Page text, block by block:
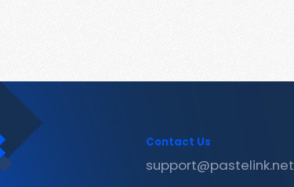
Contact Us
support@pastelink.net